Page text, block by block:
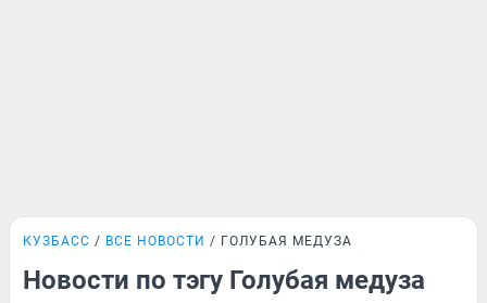
КУЗБАСС ВСЕ НОВОСТИ ГОЛУБАЯ МЕДУЗА
Новости по тэгу Голубая медуза